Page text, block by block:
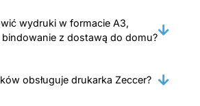
wydruki w formacie A3,
z dostawą do domu?
obsługuje drukarka Zeccer?